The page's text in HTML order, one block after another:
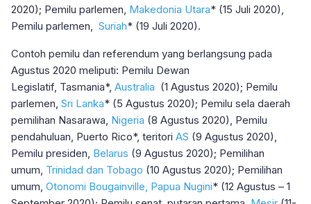
2020); Pemilu parlemen, Makedonia Utara* (15 Juli 2020),
Pemilu parlemen, Suriah* (19 Juli 2020).
Contoh pemilu dan referendum yang berlangsung pada
Agustus 2020 meliputi: Pemilu Dewan
Legislatif, Tasmania*, Australia (1 Agustus 2020); Pemilu
parlemen, Sri Lanka* (5 Agustus 2020); Pemilu sela daerah
pemilihan Nasarawa, Nigeria (8 Agustus 2020), Pemilu
pendahuluan, Puerto Rico*, teritori AS (9 Agustus 2020),
Pemilu presiden, Belarus (9 Agustus 2020); Pemilihan
umum, Trinidad dan Tobago (10 Agustus 2020); Pemilihan
umum, Otonomi Bougainville, Papua Nugini* (12 Agustus – 1